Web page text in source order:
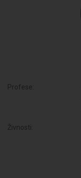
Profese:
Živnosti: